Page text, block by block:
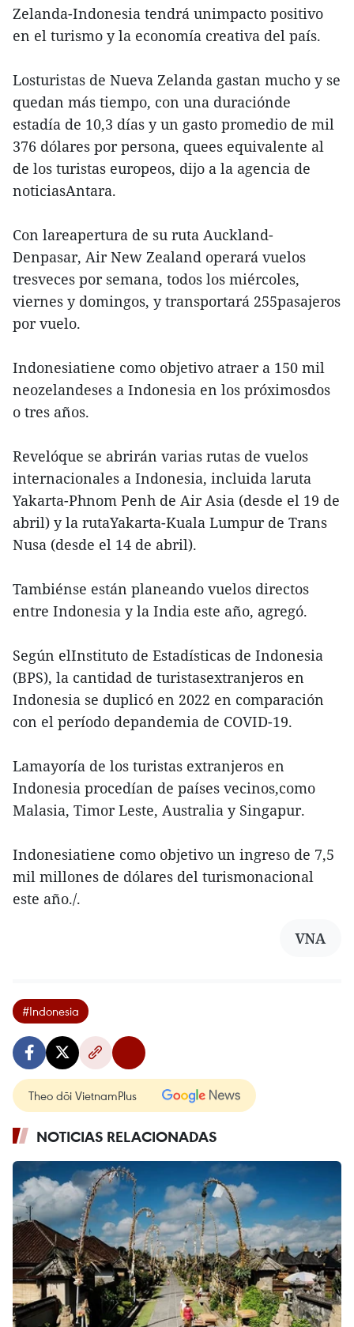
Zelanda-Indonesia tendrá unimpacto positivo
en el turismo y la economía creativa del país.
Losturistas de Nueva Zelanda gastan mucho y se
quedan más tiempo, con una duraciónde
estadía de 10,3 días y un gasto promedio de mil
376 dólares por persona, quees equivalente al
de los turistas europeos, dijo a la agencia de
noticiasAntara.
Con lareapertura de su ruta Auckland-
Denpasar, Air New Zealand operará vuelos
tresveces por semana, todos los miércoles,
viernes y domingos, y transportará 255pasajeros
por vuelo.
Indonesiatiene como objetivo atraer a 150 mil
neozelandeses a Indonesia en los próximosdos
o tres años.
Revelóque se abrirán varias rutas de vuelos
internacionales a Indonesia, incluida laruta
Yakarta-Phnom Penh de Air Asia (desde el 19 de
abril) y la rutaYakarta-Kuala Lumpur de Trans
Nusa (desde el 14 de abril).
Tambiénse están planeando vuelos directos
entre Indonesia y la India este año, agregó.
Según elInstituto de Estadísticas de Indonesia
(BPS), la cantidad de turistasextranjeros en
Indonesia se duplicó en 2022 en comparación
con el período depandemia de COVID-19.
Lamayoría de los turistas extranjeros en
Indonesia procedían de países vecinos,como
Malasia, Timor Leste, Australia y Singapur.
Indonesiatiene como objetivo un ingreso de 7,5
mil millones de dólares del turismonacional
este año./.
VNA
#Indonesia
Theo dõi VietnamPlus
NOTICIAS RELACIONADAS